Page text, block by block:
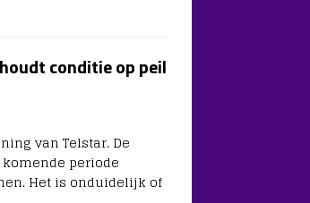
conditie op peil
van Telstar. De
periode
Het is onduidelijk of